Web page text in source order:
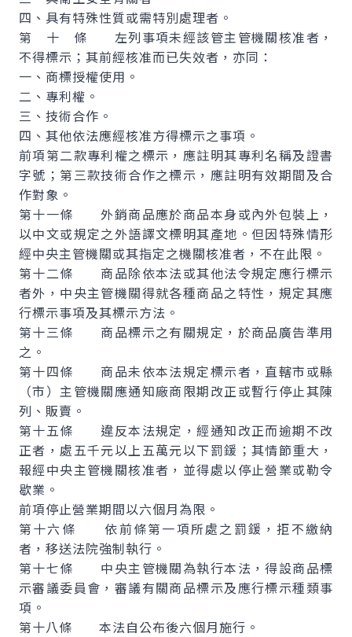
四、具有特殊性質或需特別處理者。
第 十 條 左列事項未經該管主管機關核准者，
不得標示；其前經核准而已失效者，亦同：
一、商標授權使用。
二、專利權。
三、技術合作。
四、其他依法應經核准方得標示之事項。
前項第二款專利權之標示，應註明其專利名稱及證書
字號；第三款技術合作之標示，應註明有效期間及合
作對象。
第十一條 外銷商品應於商品本身或內外包裝上，
以中文或規定之外語譯文標明其產地。但因特殊情形
經中央主管機關或其指定之機關核准者，不在此限。
第十二條 商品除依本法或其他法令規定應行標示
者外，中央主管機關得就各種商品之特性，規定其應
行標示事項及其標示方法。
第十三條 商品標示之有關規定，於商品廣告準用
之。
第十四條 商品未依本法規定標示者，直轄市或縣
（市）主管機關應通知廠商限期改正或暫行停止其陳
列、販賣。
第十五條 違反本法規定，經通知改正而逾期不改
正者，處五千元以上五萬元以下罰鍰；其情節重大，
報經中央主管機關核准者，並得處以停止營業或勒令
歇業。
前項停止營業期間以六個月為限。
第十六條 依前條第一項所處之罰鍰，拒不繳納
者，移送法院強制執行。
第十七條 中央主管機關為執行本法，得設商品標
示審議委員會，審議有關商品標示及應行標示種類事
項。
第十八條 本法自公布後六個月施行。